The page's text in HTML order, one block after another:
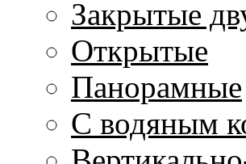
Закрытые
Открытые
Панорамные
С водяным